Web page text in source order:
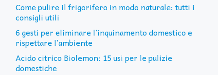
Come pulire il frigorifero in modo naturale: tutti i
consigli utili
6 gesti per eliminare l’inquinamento domestico e
rispettare l’ambiente
Acido citrico Biolemon: 15 usi per le pulizie
domestiche